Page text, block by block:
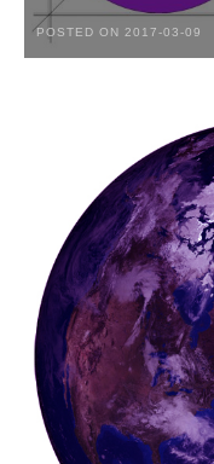
POSTED ON 2017-03-09